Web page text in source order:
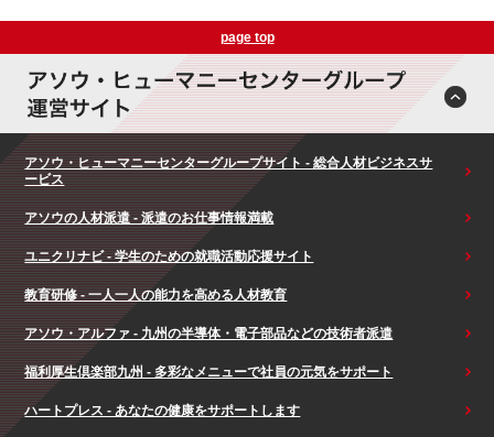
page top
アソウ・ヒューマニーセンターグループサイト - 総合人材ビジネスサ
ービス
アソウの人材派遣 - 派遣のお仕事情報満載
ユニクリナビ - 学生のための就職活動応援サイト
教育研修 - 一人一人の能力を高める人材教育
アソウ・アルファ - 九州の半導体・電子部品などの技術者派遣
福利厚生倶楽部九州 - 多彩なメニューで社員の元気をサポート
ハートプレス - あなたの健康をサポートします